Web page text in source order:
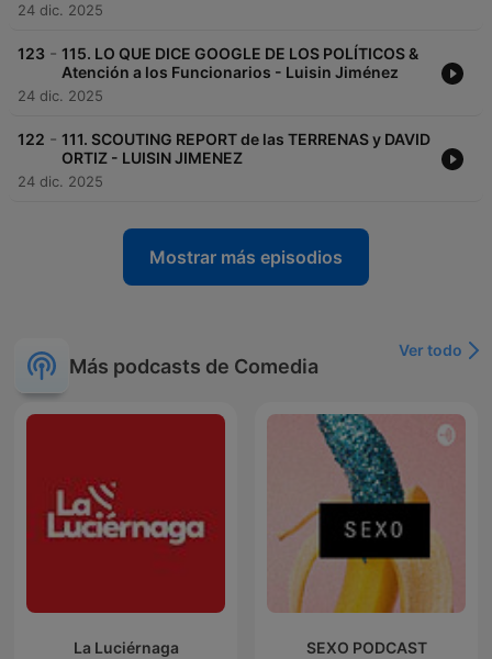
24 dic. 2025
123 - 115. LO QUE DICE GOOGLE DE LOS POLÍTICOS &
Atención a los Funcionarios - Luisin Jiménez
24 dic. 2025
122 - 111. SCOUTING REPORT de las TERRENAS y DAVID
ORTIZ - LUISIN JIMENEZ
24 dic. 2025
Mostrar más episodios
Más podcasts de Comedia
Ver todo
La Luciérnaga SEXO PODCAST